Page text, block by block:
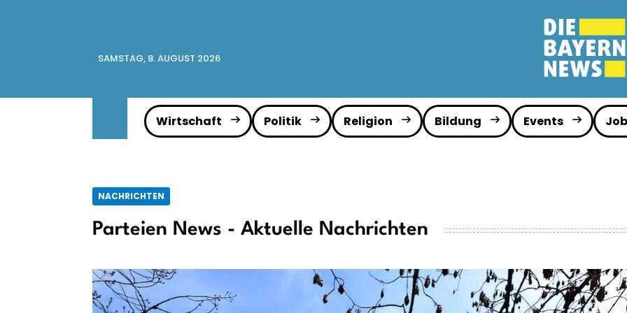
SAMSTAG, 8. AUGUST 2026
Wirtschaft Politik Religion Bildung Events
NACHRICHTEN
Parteien News - Aktuelle Nachrichten